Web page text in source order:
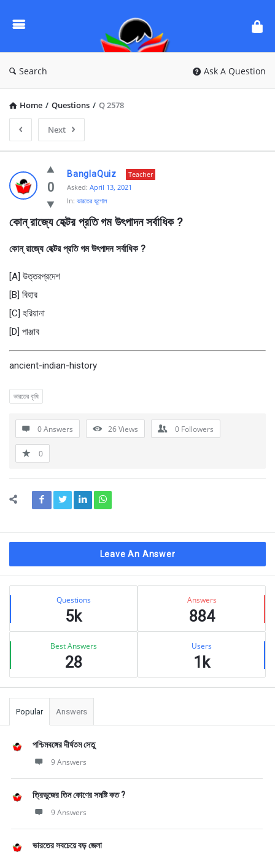
Questions
Search Ask A Question
Home / Questions / Q 2578
Next
Ask
Questions
BanglaQuiz
Latest
0
BanglaQuiz
Teacher
Asked: April 13, 2021
In: ভারতের ভূগোল
কোন্ রাজ্যে হেক্টর প্রতি গম উৎপাদন সর্বাধিক ?
কোন্ রাজ্যে হেক্টর প্রতি গম উৎপাদন সর্বাধিক ?
[A] উত্তরপ্রদেশ
[B] বিহার
[C] হরিয়ানা
[D] পাঞ্জাব
ancient-indian-history
ভারতের কৃষি
0 Answers 26Views 0 Followers
0
Leave An Answer
Sidebar
Stats Questions
5k
Answers
884
Best Answers
28
Users
1k
Popular Answers
পশ্চিমবঙ্গের দীর্ঘতম সেতু
9 Answers
ত্রিভুজের তিন কোণের সমষ্টি কত ?
9 Answers
ভারতের সবচেয়ে বড় জেলা